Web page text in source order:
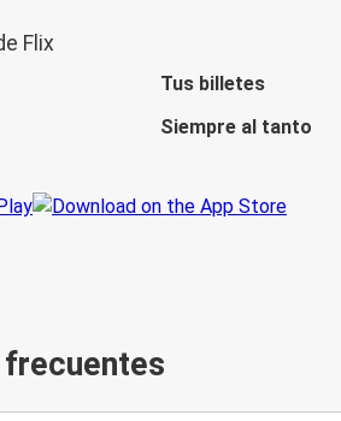
Flix
Tus billetes
Siempre al tanto